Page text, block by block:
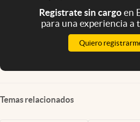
Registrate sin cargoen
para una experiencia a
Quiero
Temas relacionados